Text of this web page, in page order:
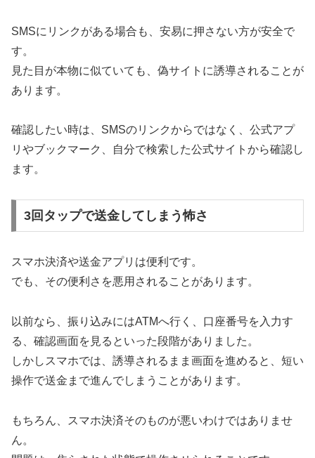
SMSにリンクがある場合も、安易に押さない方が安全で
す。
見た目が本物に似ていても、偽サイトに誘導されることが
あります。
確認したい時は、SMSのリンクからではなく、公式アプ
リやブックマーク、自分で検索した公式サイトから確認し
ます。
3回タップで送金してしまう怖さ
スマホ決済や送金アプリは便利です。
でも、その便利さを悪用されることがあります。
以前なら、振り込みにはATMへ行く、口座番号を入力す
る、確認画面を見るといった段階がありました。
しかしスマホでは、誘導されるまま画面を進めると、短い
操作で送金まで進んでしまうことがあります。
もちろん、スマホ決済そのものが悪いわけではありませ
ん。